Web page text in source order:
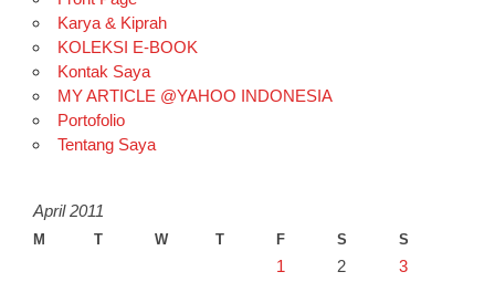
Karya & Kiprah
KOLEKSI E-BOOK
Kontak Saya
MY ARTICLE @YAHOO INDONESIA
Portofolio
Tentang Saya
April 2011
M T W T F S S
1 2
3